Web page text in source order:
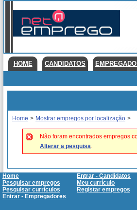
HOME CANDIDATOS
Home > Mostrar empregos por localização >
Não foram encontrados empregos
Alterar a pesquisa.
Home
Entrar - Candidatos
Pesquisar empregos
Meu currículo
Pesquisar currículos
Registar empregos
Entrar - Empregadores